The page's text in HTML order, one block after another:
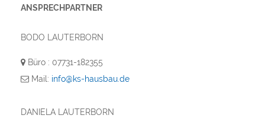
ANSPRECHPARTNER
BODO LAUTERBORN
Büro : 07731-182355
Mail: info@ks-hausbau.de
DANIELA LAUTERBORN